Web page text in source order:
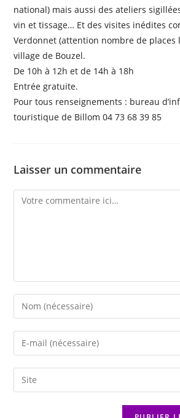
national) mais aussi des ateliers
vin et tissage… Et des visites inédites
Verdonnet (attention nombre de places
village de Bouzel.
De 10h à 12h et de 14h à 18h
Entrée gratuite.
Pour tous renseignements : bureau
touristique de Billom 04 73 68 39 85
Laisser un commentaire